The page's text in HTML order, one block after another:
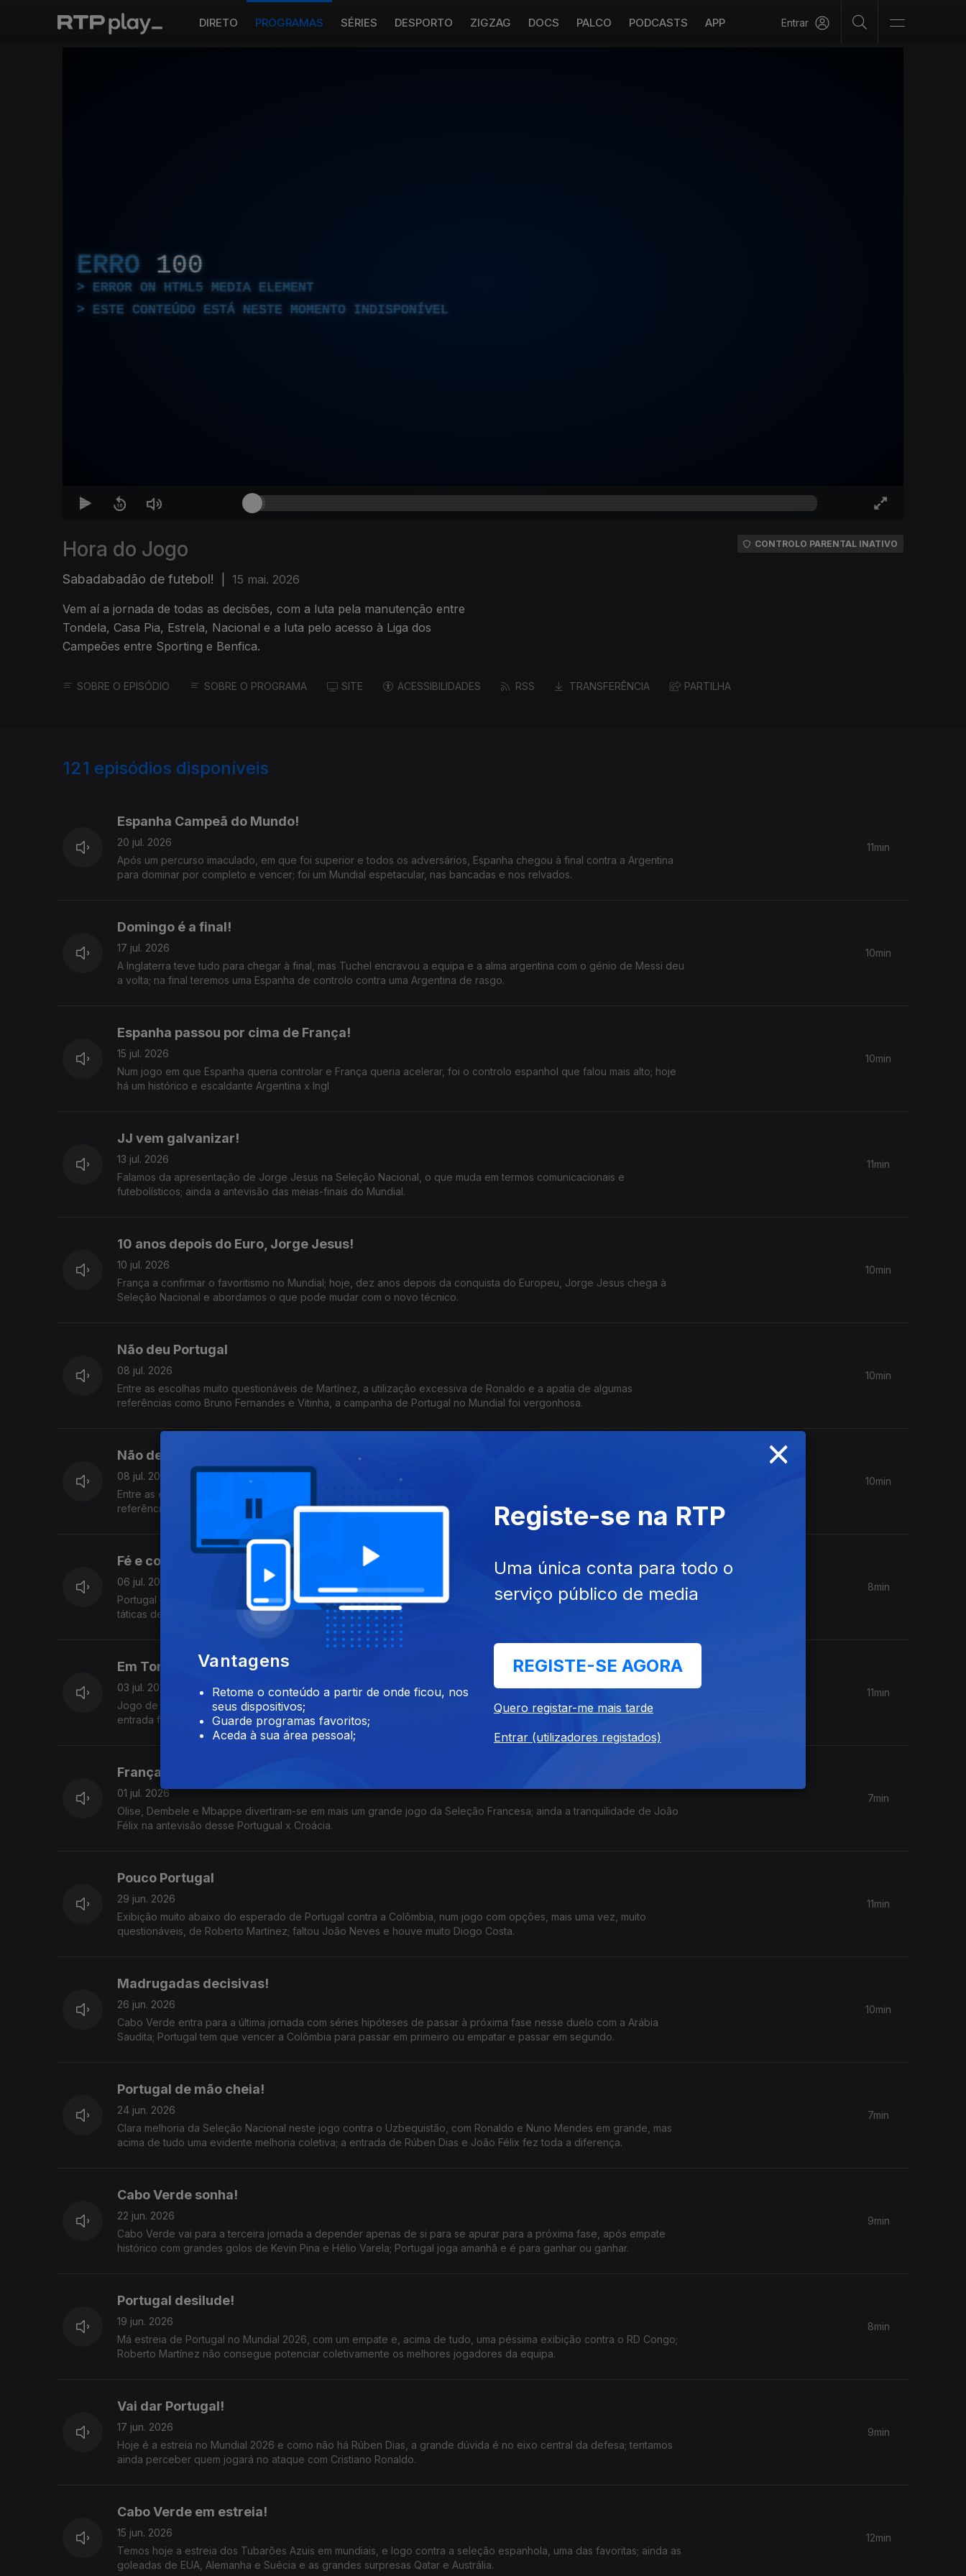
DIRETO PROGRAMAS SÉRIES DESPORTO ZIGZAG DOCS PALCO PODCASTS APP Entrar
ERRO 100
ERROR ON HTML5 MEDIA ELEMENT
ESTE CONTEÚDO ESTÁ NESTE MOMENTO INDISPONÍVEL
Hora do Jogo
Sabadabadão de futebol! 15 mai. 2026
Vem aí a jornada de todas as decisões, com a luta pela manutenção entre
Tondela, Casa Pia, Estrela, Nacional e a luta pelo acesso à Liga dos
Campeões entre Sporting e Benfica.
CONTROLO PARENTAL INATIVO
SOBRE O EPISÓDIO SOBRE O PROGRAMA SITE ACESSIBILIDADES RSS TRANSFERÊNCIA PARTILHA
121 episódios disponíveis
Espanha Campeã do Mundo!
20 jul. 2026
Após um percurso imaculado, em que foi superior e todos os adversários, Espanha chegou à final contra a Argentina
para dominar por completo e vencer; foi um Mundial espetacular, nas bancadas e nos relvados.
11min
Domingo é a final!
17 jul. 2026
A Inglaterra teve tudo para chegar à final, mas Tuchel encravou a equipa e a alma argentina com o génio de Messi deu
a volta; na final teremos uma Espanha de controlo contra uma Argentina de rasgo.
10min
Espanha passou por cima de França!
15 jul. 2026
Num jogo em que Espanha queria controlar e França queria acelerar, foi o controlo espanhol que falou mais alto; hoje
há um histórico e escaldante Argentina x Ingl
10min
JJ vem galvanizar!
13 jul. 2026
Falamos da apresentação de Jorge Jesus na Seleção Nacional, o que muda em termos comunicacionais e
futebolísticos; ainda a antevisão das meias-finais do Mundial.
11min
10 anos depois do Euro, Jorge Jesus!
10 jul. 2026
França a confirmar o favoritismo no Mundial; hoje, dez anos depois da conquista do Europeu, Jorge Jesus chega à
Seleção Nacional e abordamos o que pode mudar com o novo técnico.
10min
Não deu Portugal
08 jul. 2026
Entre as escolhas muito questionáveis de Martínez, a utilização excessiva de Ronaldo e a apatia de algumas
referências como Bruno Fernandes e Vitinha, a campanha de Portugal no Mundial foi vergonhosa.
10min
Não deu Portugal
08 jul. 2026
Entre as escolhas muito questionáveis de Martínez, a utilização excessiva de Ronaldo e a apatia de algumas
referências como Bruno Fernandes e Vitinha, a campanha de Portugal no Mundial foi vergonhosa.
10min
Fé e confiança para a vitória!
06 jul. 2026
Portugal defronta hoje a Espanha e Cristiano Ronaldo está com fé e confiança para esse jogo; as possíveis alterações
táticas de Martinez e o duelo Lamine Yamal x Nuno Mendes.
8min
Em Toronto, deu Portugal!
03 jul. 2026
Jogo de loucos em Toronto, com uma grande entrada de Portugal no jogo, uma segunda parte muito aquém e uma
entrada fulgurante e decisiva de Gonçalo Ramos; Diogo Costa MVP!
11min
França intratável, Portugal tranquilo!
01 jul. 2026
Olise, Dembele e Mbappe divertiram-se em mais um grande jogo da Seleção Francesa; ainda a tranquilidade de João
Félix na antevisão desse Portugual x Croácia.
7min
Pouco Portugal
29 jun. 2026
Exibição muito abaixo do esperado de Portugal contra a Colômbia, num jogo com opções, mais uma vez, muito
questionáveis, de Roberto Martínez; faltou João Neves e houve muito Diogo Costa.
11min
Madrugadas decisivas!
26 jun. 2026
Cabo Verde entra para a última jornada com séries hipóteses de passar à próxima fase nesse duelo com a Arábia
Saudita; Portugal tem que vencer a Colômbia para passar em primeiro ou empatar e passar em segundo.
10min
Portugal de mão cheia!
24 jun. 2026
Clara melhoria da Seleção Nacional neste jogo contra o Uzbequistão, com Ronaldo e Nuno Mendes em grande, mas
acima de tudo uma evidente melhoria coletiva; a entrada de Rúben Dias e João Félix fez toda a diferença.
7min
Cabo Verde sonha!
22 jun. 2026
Cabo Verde vai para a terceira jornada a depender apenas de si para se apurar para a próxima fase, após empate
histórico com grandes golos de Kevin Pina e Hélio Varela; Portugal joga amanhã e é para ganhar ou ganhar.
9min
Portugal desilude!
19 jun. 2026
Má estreia de Portugal no Mundial 2026, com um empate e, acima de tudo, uma péssima exibição contra o RD Congo;
Roberto Martínez não consegue potenciar coletivamente os melhores jogadores da equipa.
8min
Vai dar Portugal!
17 jun. 2026
Hoje é a estreia no Mundial 2026 e como não há Rúben Dias, a grande dúvida é no eixo central da defesa; tentamos
ainda perceber quem jogará no ataque com Cristiano Ronaldo.
9min
Cabo Verde em estreia!
15 jun. 2026
Temos hoje a estreia dos Tubarões Azuis em mundiais, e logo contra a seleção espanhola, uma das favoritas; ainda as
goleadas de EUA, Alemanha e Suécia e as grandes surpresas Qatar e Austrália.
12min
×
Vantagens
Retome o conteúdo a partir de onde ficou, nos
seus dispositivos;
Guarde programas favoritos;
Aceda à sua área pessoal;
Registe-se na RTP
Uma única conta para todo o
serviço público de media
REGISTE-SE AGORA
Quero registar-me mais tarde
Entrar (utilizadores registados)